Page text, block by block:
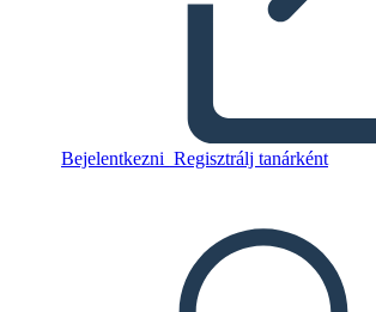
Bejelentkezni Regisztrálj tanárként
Másolja ezt a forgatókönyvet
DIAVETÍTÉS LEJÁTSZÁSA
OLVASS NEKEM